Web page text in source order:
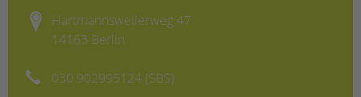
Briefe an Kai
Hartmannsweilerweg 47
14163 Berlin
030 902995124 (SBS)